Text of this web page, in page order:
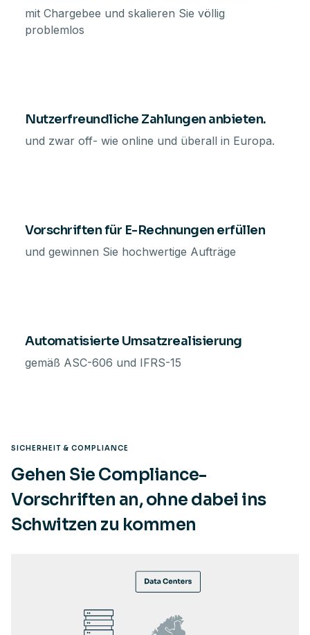
mit Chargebee und skalieren Sie völlig
problemlos
Nutzerfreundliche Zahlungen anbieten.
und zwar off- wie online und überall in Europa.
Vorschriften für E-Rechnungen erfüllen
und gewinnen Sie hochwertige Aufträge
Automatisierte Umsatzrealisierung
gemäß ASC-606 und IFRS-15
SICHERHEIT & COMPLIANCE
Gehen Sie Compliance-
Vorschriften an, ohne dabei ins
Schwitzen zu kommen